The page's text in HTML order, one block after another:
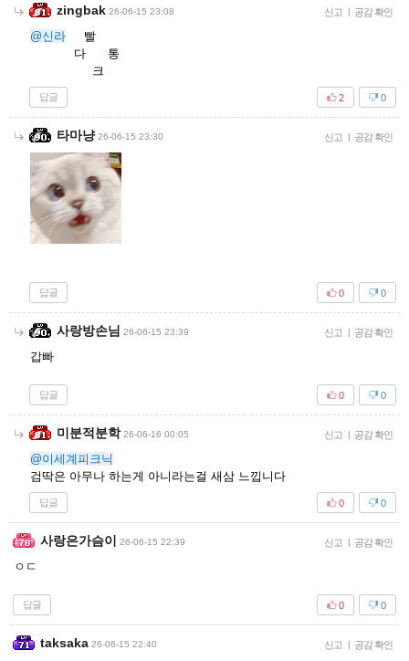
zingbak 26-06-15 23:08 신고 | 공감 확인
@신라 빨
다 통
크
답글 0
2
타마냥 26-06-15 23:30 신고 | 공감 확인
답글 0
0
사랑방손님 26-06-15 23:39 신고 | 공감 확인
갑빠
답글 0
0
미분적분학 26-06-16 00:05 신고 | 공감 확인
@이세계피크닉
검딱은 아무나 하는게 아니라는걸 새삼 느낍니다
답글 0
0
사랑은가슴이 26-06-15 22:39 신고 | 공감 확인
ㅇㄷ
답글 0
0
taksaka 26-06-15 22:40 신고 | 공감 확인